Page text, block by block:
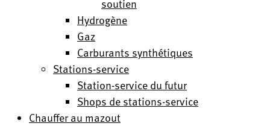
soutien
Hydrogène
Gaz
Carburants synthétiques
Stations-service
Station-service du futur
Shops de stations-service
Chauffer au mazout